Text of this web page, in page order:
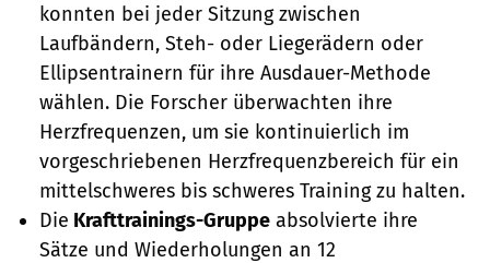
konnten bei jeder Sitzung zwischen
Laufbändern, Steh- oder Liegerädern oder
Ellipsentrainern für ihre Ausdauer-Methode
wählen. Die Forscher überwachten ihre
Herzfrequenzen, um sie kontinuierlich im
vorgeschriebenen Herzfrequenzbereich für ein
mittelschweres bis schweres Training zu halten.
Die Krafttrainings-Gruppe absolvierte ihre
Sätze und Wiederholungen an 12